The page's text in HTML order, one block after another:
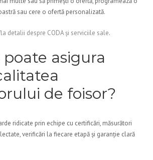
sau cere o ofertă personalizată.
detalii despre CODA și serviciile sale.
poate asigura
de foisor?
ridicate prin echipe cu certificări, măsurători
verificări la fiecare etapă și garanție clară